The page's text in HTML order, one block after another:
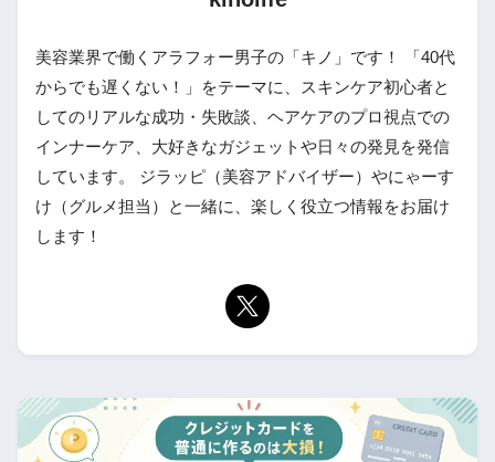
美容業界で働くアラフォー男子の「キノ」です！ 「40代
からでも遅くない！」をテーマに、スキンケア初心者と
してのリアルな成功・失敗談、ヘアケアのプロ視点での
インナーケア、大好きなガジェットや日々の発見を発信
しています。 ジラッピ（美容アドバイザー）やにゃーす
け（グルメ担当）と一緒に、楽しく役立つ情報をお届け
します！